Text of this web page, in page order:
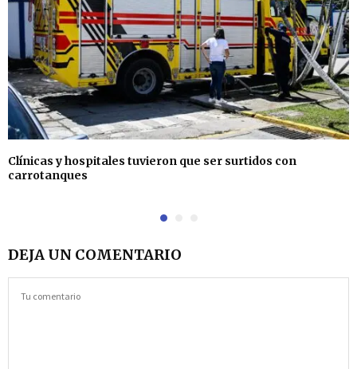
Clínicas y hospitales tuvieron que ser surtidos con
carrotanques
DEJA UN COMENTARIO